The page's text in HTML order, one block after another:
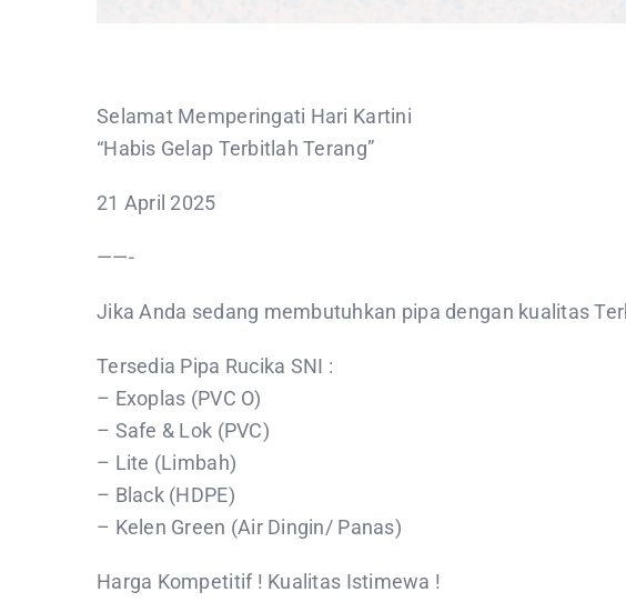
Selamat Memperingati Hari Kartini
“Habis Gelap Terbitlah Terang”
21 April 2025
——-
Jika Anda sedang membutuhkan pipa dengan kualitas
Tersedia Pipa Rucika SNI :
– Exoplas (PVC O)
– Safe & Lok (PVC)
– Lite (Limbah)
– Black (HDPE)
– Kelen Green (Air Dingin/ Panas)
Harga Kompetitif ! Kualitas Istimewa !